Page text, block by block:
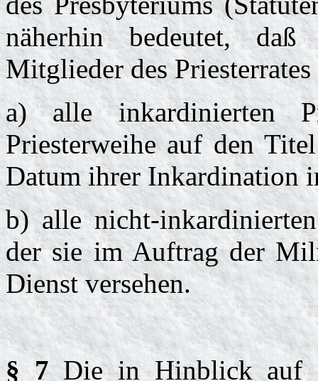
näherhin bedeutet, daß
Mitglieder des
a) alle inkardinierten
Priesterweihe auf den
Datum ihrer Inkardination
b) alle nicht-
der sie im Auftrag der
Dienst versehen.
§ 7Die in Hinblick auf